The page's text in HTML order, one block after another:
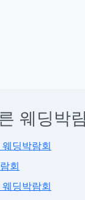
웨딩박
딩박람회
회
딩박람회